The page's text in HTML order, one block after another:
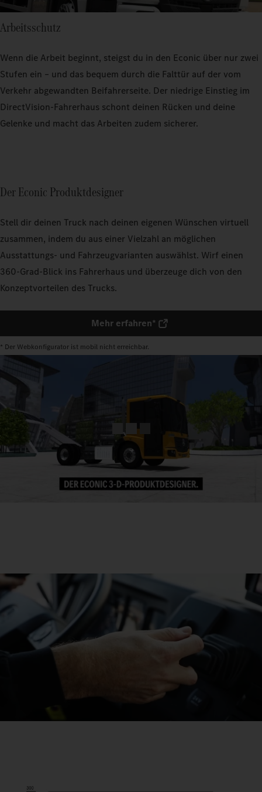
Arbeitsschutz
Wenn die Arbeit beginnt, steigst du in den Econic über nur zwei
Stufen ein – und das bequem durch die Falttür auf der vom
Verkehr abgewandten Beifahrerseite. Der niedrige Einstieg im
DirectVision-Fahrerhaus schont deinen Rücken und deine
Gelenke und macht das Arbeiten zudem sicherer.
Der Econic Produktdesigner
Stell dir deinen Truck nach deinen eigenen Wünschen virtuell
zusammen, indem du aus einer Vielzahl an möglichen
Ausstattungs- und Fahrzeugvarianten auswählst. Wirf einen
360-Grad-Blick ins Fahrerhaus und überzeuge dich von den
Konzeptvorteilen des Trucks.
Mehr erfahren*
* Der Webkonfigurator ist mobil nicht erreichbar.